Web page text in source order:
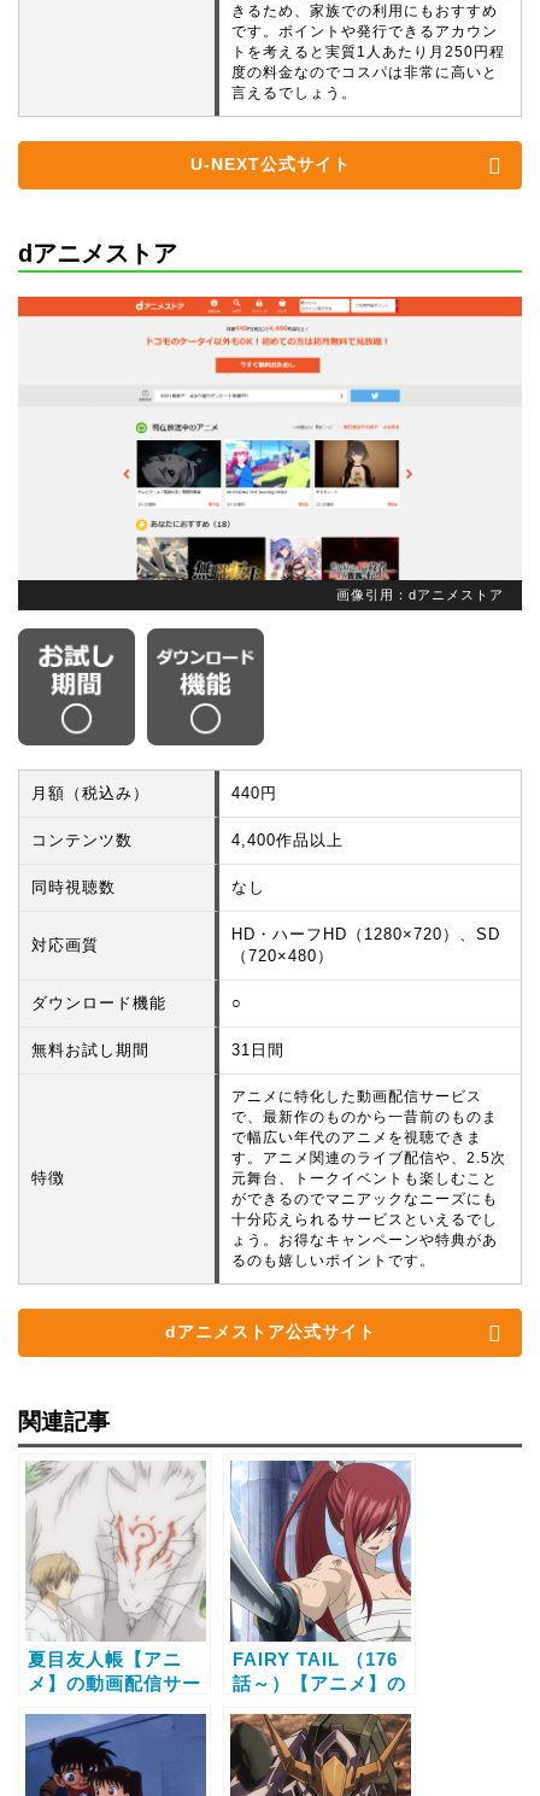
きるため、家族での利用にもおすすめ
です。ポイントや発行できるアカウン
トを考えると実質1人あたり月250円程
度の料金なのでコスパは非常に高いと
言えるでしょう。
U-NEXT公式サイト
dアニメストア
画像引用：dアニメストア
月額（税込み） 440円
コンテンツ数 4,400作品以上
同時視聴数 なし
対応画質
HD・ハーフHD（1280×720）、SD
（720×480）
ダウンロード機能 ○
無料お試し期間 31日間
特徴
アニメに特化した動画配信サービス
で、最新作のものから一昔前のものま
で幅広い年代のアニメを視聴できま
す。アニメ関連のライブ配信や、2.5次
元舞台、トークイベントも楽しむこと
ができるのでマニアックなニーズにも
十分応えられるサービスといえるでし
ょう。お得なキャンペーンや特典があ
るのも嬉しいポイントです。
dアニメストア公式サイト
関連記事
夏目友人帳【アニ
メ】の動画配信サー
話視聴する方法
FAIRY TAIL （176
話～）【アニメ】の
較と無料で全話視聴
する方法